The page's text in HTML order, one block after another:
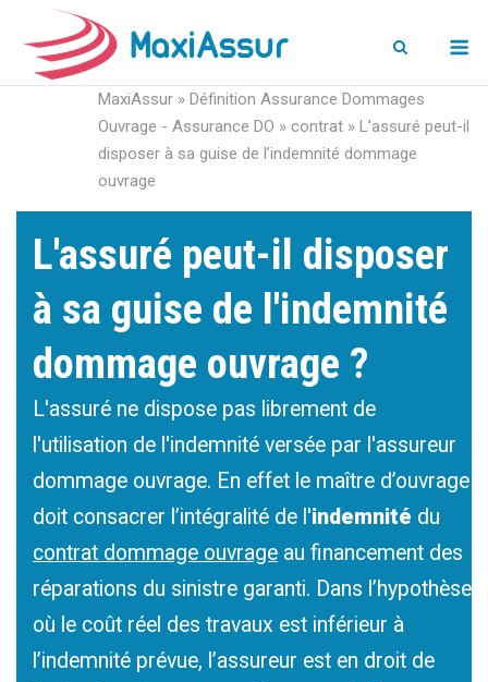
MaxiAssur » Définition Assurance Dommages
Ouvrage - Assurance DO » contrat » L’assuré peut-il
disposer à sa guise de l’indemnité dommage
ouvrage
L'assuré peut-il disposer
à sa guise de l'indemnité
dommage ouvrage ?
L'assuré ne dispose pas librement de
l'utilisation de l'indemnité versée par l'assureur
dommage ouvrage. En effet le maître d’ouvrage
doit consacrer l’intégralité de l'indemnité du
contrat dommage ouvrage au financement des
réparations du sinistre garanti. Dans l’hypothèse
où le coût réel des travaux est inférieur à
l’indemnité prévue, l’assureur est en droit de